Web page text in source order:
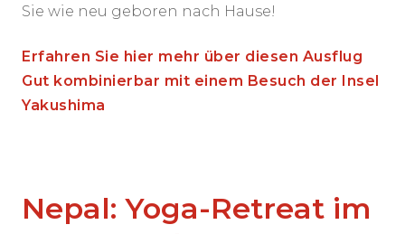
Sie wie neu geboren nach Hause!
Erfahren Sie hier mehr über diesen Ausflug
Gut kombinierbar mit einem Besuch der
Insel
Yakushima
Nepal: Yoga-Retreat im